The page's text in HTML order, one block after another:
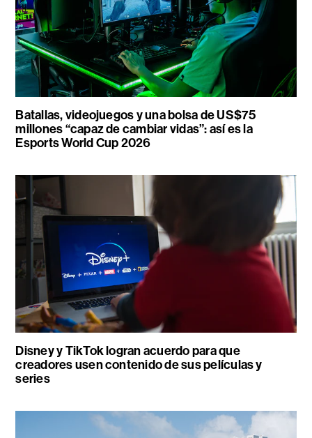
Batallas, videojuegos y una bolsa de US$75
millones “capaz de cambiar vidas”: así es la
Esports World Cup 2026
Disney y TikTok logran acuerdo para que
creadores usen contenido de sus películas y
series